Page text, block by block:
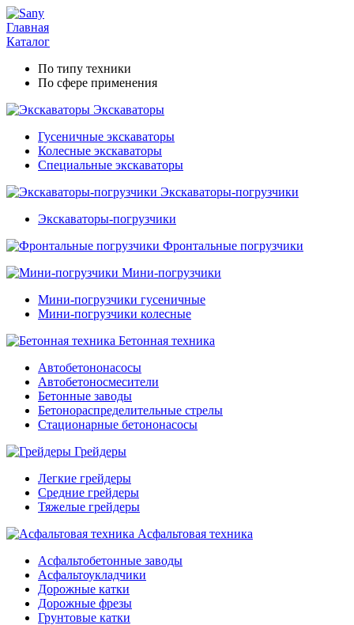
Главная
Каталог
По типу техники
По сфере применения
Экскаваторы
Гусеничные экскаваторы
Колесные экскаваторы
Специальные экскаваторы
Экскаваторы-погрузчики
Экскаваторы-погрузчики
Фронтальные погрузчики
Мини-погрузчики
Мини-погрузчики гусеничные
Мини-погрузчики колесные
Бетонная техника
Автобетононасосы
Автобетоносмесители
Бетонные заводы
Бетонораспределительные стрелы
Стационарные бетононасосы
Грейдеры
Легкие грейдеры
Средние грейдеры
Тяжелые грейдеры
Асфальтовая техника
Асфальтобетонные заводы
Асфальтоукладчики
Дорожные катки
Дорожные фрезы
Грунтовые катки